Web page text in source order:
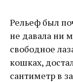
Рельеф был
не давала ни
свободное
кошках,
сантиметр в